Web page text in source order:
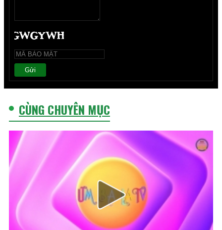
Gửi
CÙNG CHUYÊN MỤC